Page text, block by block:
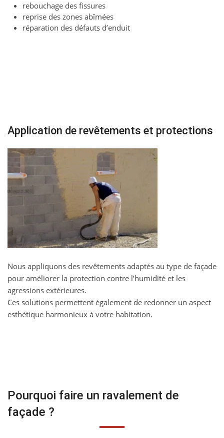
rebouchage des fissures
reprise des zones abîmées
réparation des défauts d’enduit
Application de revêtements et protections
Nous appliquons des revêtements adaptés au type de façade
pour améliorer la protection contre l’humidité et les
agressions extérieures.
Ces solutions permettent également de redonner un aspect
esthétique harmonieux à votre habitation.
Pourquoi faire un ravalement de
façade ?